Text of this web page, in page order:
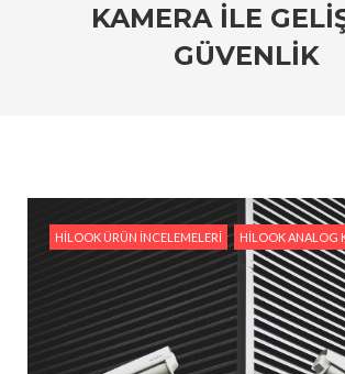
#HiLook IP Kamera Sistemleri: Ev ve
#Ev Güvenliği İçin Ekonomik HiLook
#HiLook Gece Görüş Kameraları:
Netlik Sağlayan Çözümler
KAMERA ILE
GÜVENLIK
HILOOK ÜRÜN İNCELEMELERI HILOOK ANALOG